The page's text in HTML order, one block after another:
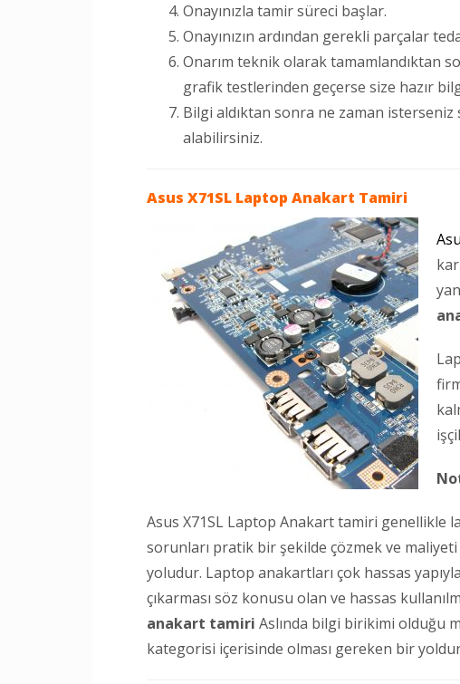
Onayınızla tamir süreci başlar.
Onayınızın ardından gerekli parçalar
Onarım teknik olarak tamamlandıktan
grafik testlerinden geçerse size hazır
Bilgi aldıktan sonra ne zaman
alabilirsiniz.
Asus X71SL Laptop Anakart Tamiri
Asus X71SL Laptop Anakart tamiri
sorunları pratik bir şekilde çözmek ve
yoludur. Laptop anakartları çok hassas
çıkarması söz konusu olan ve hassas
anakart tamiri Aslında bilgi birikimi olduğu
kategorisi içerisinde olması gereken bir